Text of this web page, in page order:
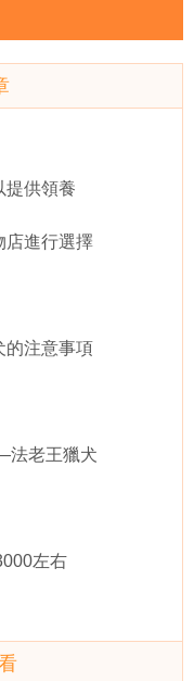
提供領養
店進行選擇
的注意事項
法老王獵犬
左右